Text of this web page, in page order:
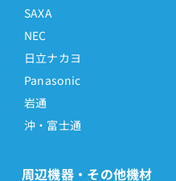
SAXA
NEC
日立ナカヨ
Panasonic
岩通
沖・富士通
周辺機器・その他機材